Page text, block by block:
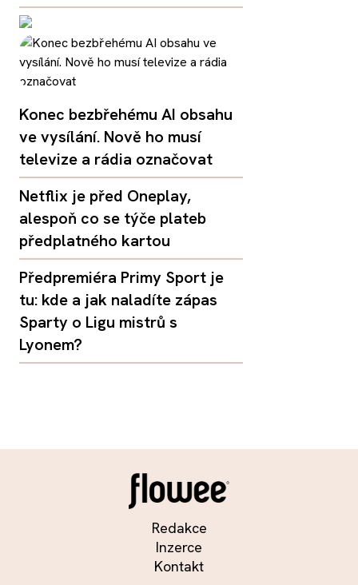
Konec bezbřehému AI obsahu
ve vysílání. Nově ho musí
televize a rádia označovat
Netflix je před Oneplay,
alespoň co se týče plateb
předplatného kartou
Předpremiéra Primy Sport je
tu: kde a jak naladíte zápas
Sparty o Ligu mistrů s
Lyonem?
Redakce
Inzerce
Kontakt